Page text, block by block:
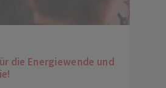
die Energiewende und